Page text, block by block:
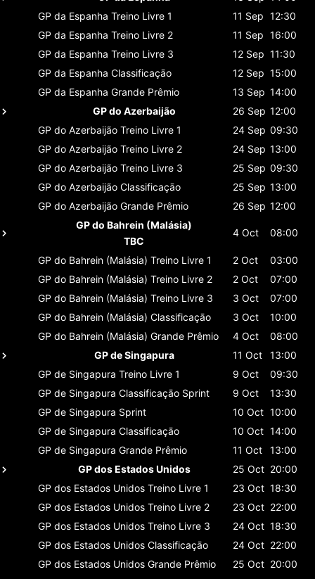
GP da Espanha Treino Livre 1 11 Sep 12:30
GP da Espanha Treino Livre 2 11 Sep 16:00
GP da Espanha Treino Livre 3 12 Sep 11:30
GP da Espanha Classificaçāo 12 Sep 15:00
GP da Espanha Grande Prêmio 13 Sep 14:00
GP do Azerbaijão
26 Sep 12:00
GP do Azerbaijão Treino Livre 1 24 Sep 09:30
GP do Azerbaijão Treino Livre 2 24 Sep 13:00
GP do Azerbaijão Treino Livre 3 25 Sep 09:30
GP do Azerbaijão Classificaçāo 25 Sep 13:00
GP do Azerbaijão Grande Prêmio 26 Sep 12:00
GP do Bahrein (Malásia)
TBC
4 Oct 08:00
GP do Bahrein (Malásia) Treino Livre 1 2 Oct
03:00
GP do Bahrein (Malásia) Treino Livre 2 2 Oct
07:00
GP do Bahrein (Malásia) Treino Livre 3 3 Oct
07:00
GP do Bahrein (Malásia) Classificaçāo 3 Oct
10:00
GP do Bahrein (Malásia) Grande Prêmio 4 Oct
08:00
GP de Singapura
11 Oct
13:00
GP de Singapura Treino Livre 1 9 Oct
09:30
GP de Singapura Classificaçāo Sprint 9 Oct
13:30
GP de Singapura Sprint 10 Oct 10:00
GP de Singapura Classificaçāo 10 Oct 14:00
GP de Singapura Grande Prêmio 11 Oct
13:00
GP dos Estados Unidos
25 Oct 20:00
GP dos Estados Unidos Treino Livre 1 23 Oct 18:30
GP dos Estados Unidos Treino Livre 2 23 Oct 22:00
GP dos Estados Unidos Treino Livre 3 24 Oct 18:30
GP dos Estados Unidos Classificaçāo 24 Oct 22:00
GP dos Estados Unidos Grande Prêmio 25 Oct 20:00